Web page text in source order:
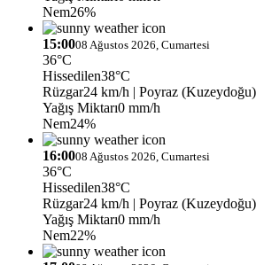
Nem26%
15:0008 Ağustos 2026, Cumartesi
36°C
Hissedilen38°C
Rüzgar24 km/h | Poyraz (Kuzeydoğu)
Yağış Miktarı0 mm/h
Nem24%
16:0008 Ağustos 2026, Cumartesi
36°C
Hissedilen38°C
Rüzgar24 km/h | Poyraz (Kuzeydoğu)
Yağış Miktarı0 mm/h
Nem22%